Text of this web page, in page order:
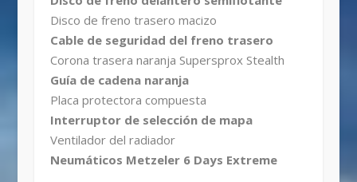
Disco de freno trasero macizo
Cable de seguridad del freno trasero
Corona trasera naranja Supersprox Stealth
Guía de cadena naranja
Placa protectora compuesta
Interruptor de selección de mapa
Ventilador del radiador
Neumáticos Metzeler 6 Days Extreme